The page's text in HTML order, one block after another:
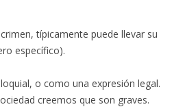
típicamente puede llevar su
específico).
o como una expresión legal.
creemos que son graves.